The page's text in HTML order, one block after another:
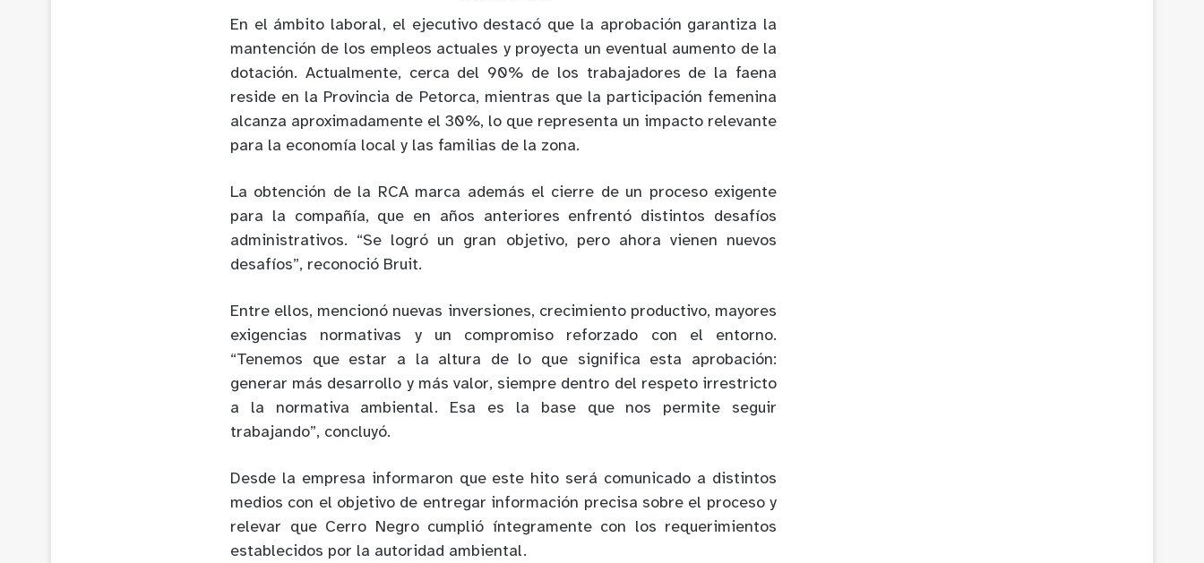
En el ámbito laboral, el ejecutivo destacó que la aprobación garantiza la
mantención de los empleos actuales y proyecta un eventual aumento de la
dotación. Actualmente, cerca del 90% de los trabajadores de la faena
reside en la Provincia de Petorca, mientras que la participación femenina
alcanza aproximadamente el 30%, lo que representa un impacto relevante
para la economía local y las familias de la zona.
La obtención de la RCA marca además el cierre de un proceso exigente
para la compañía, que en años anteriores enfrentó distintos desafíos
administrativos. “Se logró un gran objetivo, pero ahora vienen nuevos
desafíos”, reconoció Bruit.
Entre ellos, mencionó nuevas inversiones, crecimiento productivo, mayores
exigencias normativas y un compromiso reforzado con el entorno.
“Tenemos que estar a la altura de lo que significa esta aprobación:
generar más desarrollo y más valor, siempre dentro del respeto irrestricto
a la normativa ambiental. Esa es la base que nos permite seguir
trabajando”, concluyó.
Desde la empresa informaron que este hito será comunicado a distintos
medios con el objetivo de entregar información precisa sobre el proceso y
relevar que Cerro Negro cumplió íntegramente con los requerimientos
establecidos por la autoridad ambiental.